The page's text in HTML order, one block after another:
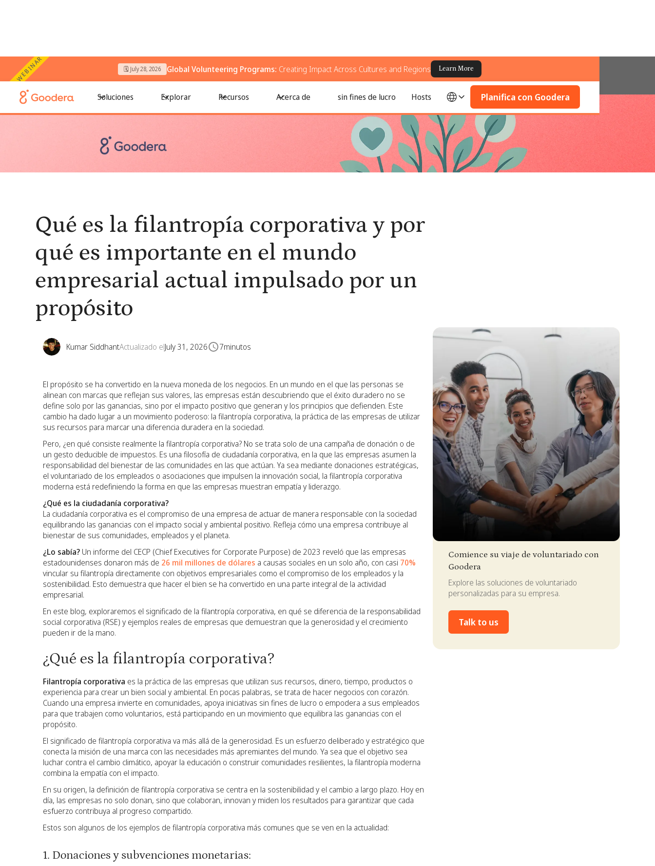
WEBINAR 🗓️ July 28, 2026 Global Volunteering Programs: Creating Impact Across Cultures and Regions Learn More
Soluciones Explorar Recursos Acerca de sin fines de lucro Hosts Planifica con Goodera
Qué es la filantropía corporativa y por qué es importante en el mundo empresarial actual impulsado por un propósito
Qué es la filantropía corporativa y por
qué es importante en el mundo
empresarial actual impulsado por un
propósito
Kumar SiddhantActualizado elJuly 31, 2026 7minutos
El propósito se ha convertido en la nueva moneda de los negocios. En un mundo en el que las personas se
alinean con marcas que reflejan sus valores, las empresas están descubriendo que el éxito duradero no se
define solo por las ganancias, sino por el impacto positivo que generan y los principios que defienden. Este
cambio ha dado lugar a un movimiento poderoso: la filantropía corporativa, la práctica de las empresas de utilizar
sus recursos para marcar una diferencia duradera en la sociedad.
Pero, ¿en qué consiste realmente la filantropía corporativa? No se trata solo de una campaña de donación o de
un gesto deducible de impuestos. Es una filosofía de ciudadanía corporativa, en la que las empresas asumen la
responsabilidad del bienestar de las comunidades en las que actúan. Ya sea mediante donaciones estratégicas,
el voluntariado de los empleados o asociaciones que impulsen la innovación social, la filantropía corporativa
moderna está redefiniendo la forma en que las empresas muestran empatía y liderazgo.
¿Qué es la ciudadanía corporativa?
La ciudadanía corporativa es el compromiso de una empresa de actuar de manera responsable con la sociedad
equilibrando las ganancias con el impacto social y ambiental positivo. Refleja cómo una empresa contribuye al
bienestar de sus comunidades, empleados y el planeta.
¿Lo sabía? Un informe del CECP (Chief Executives for Corporate Purpose) de 2023 reveló que las empresas
estadounidenses donaron más de 26 mil millones de dólares a causas sociales en un solo año, con casi 70%
vincular su filantropía directamente con objetivos empresariales como el compromiso de los empleados y la
sostenibilidad. Esto demuestra que hacer el bien se ha convertido en una parte integral de la actividad
empresarial.
En este blog, exploraremos el significado de la filantropía corporativa, en qué se diferencia de la responsabilidad
social corporativa (RSE) y ejemplos reales de empresas que demuestran que la generosidad y el crecimiento
pueden ir de la mano.
¿Qué es la filantropía corporativa?
Filantropía corporativa es la práctica de las empresas que utilizan sus recursos, dinero, tiempo, productos o
experiencia para crear un bien social y ambiental. En pocas palabras, se trata de hacer negocios con corazón.
Cuando una empresa invierte en comunidades, apoya iniciativas sin fines de lucro o empodera a sus empleados
para que trabajen como voluntarios, está participando en un movimiento que equilibra las ganancias con el
propósito.
El significado de filantropía corporativa va más allá de la generosidad. Es un esfuerzo deliberado y estratégico que
conecta la misión de una marca con las necesidades más apremiantes del mundo. Ya sea que el objetivo sea
luchar contra el cambio climático, apoyar la educación o construir comunidades resilientes, la filantropía moderna
combina la empatía con el impacto.
En su origen, la definición de filantropía corporativa se centra en la sostenibilidad y el cambio a largo plazo. Hoy en
día, las empresas no solo donan, sino que colaboran, innovan y miden los resultados para garantizar que cada
esfuerzo contribuya al progreso compartido.
Estos son algunos de los ejemplos de filantropía corporativa más comunes que se ven en la actualidad:
1. Donaciones y subvenciones monetarias:
Comience su viaje de voluntariado con
Goodera
Explore las soluciones de voluntariado
personalizadas para su empresa.
Talk to us